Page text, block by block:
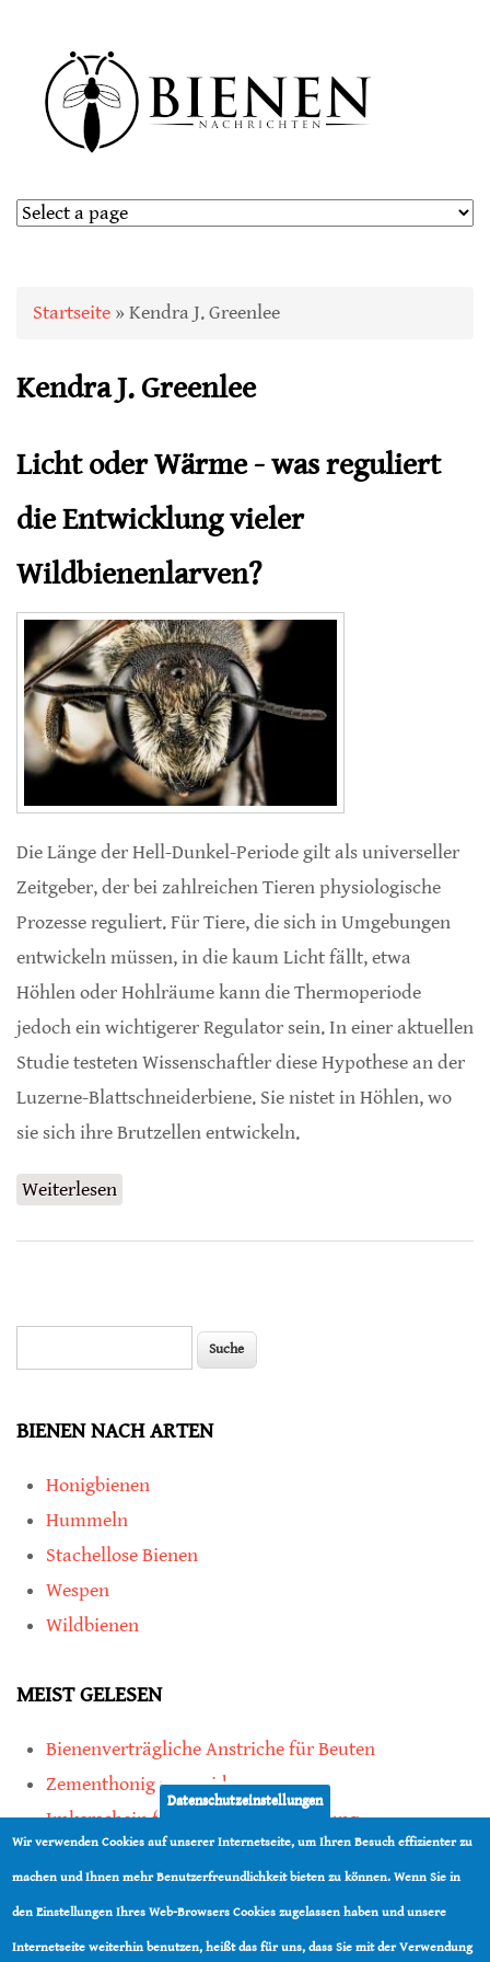
Sie sind hier
Startseite » Kendra J. Greenlee
Kendra J. Greenlee
Licht oder Wärme - was reguliert
die Entwicklung vieler
Wildbienenlarven?
Die Länge der Hell-Dunkel-Periode gilt als universeller
Zeitgeber, der bei zahlreichen Tieren physiologische
Prozesse reguliert. Für Tiere, die sich in Umgebungen
entwickeln müssen, in die kaum Licht fällt, etwa
Höhlen oder Hohlräume kann die Thermoperiode
jedoch ein wichtigerer Regulator sein. In einer aktuellen
Studie testeten Wissenschaftler diese Hypothese an der
Luzerne-Blattschneiderbiene. Sie nistet in Höhlen, wo
sie sich ihre Brutzellen entwickeln.
Weiterlesen
BIENEN NACH ARTEN
Honigbienen
Hummeln
Stachellose Bienen
Wespen
Wildbienen
MEIST GELESEN
Bienenverträgliche Anstriche für Beuten
Zementhonig vermeiden
Imkerschein für Honigbienen-Haltung
Kauf von Mittelwänden ist Vertrauenssache
Datenschutzeinstellungen
Wir verwenden Cookies auf unserer Internetseite, um Ihren Besuch effizienter zu
machen und Ihnen mehr Benutzerfreundlichkeit bieten zu können. Wenn Sie in
den Einstellungen Ihres Web-Browsers Cookies zugelassen haben und unsere
Internetseite weiterhin benutzen, heißt das für uns, dass Sie mit der Verwendung